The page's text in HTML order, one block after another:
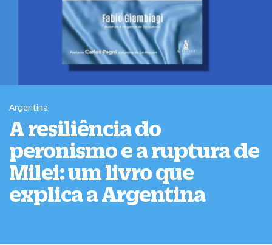
Argentina
A resiliência do
peronismo e a ruptura de
Milei: um livro que
explica a Argentina